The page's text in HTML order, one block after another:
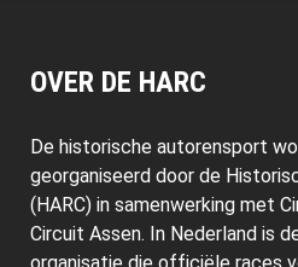
OVER DE HARC
De historische autorensport
georganiseerd door de
(HARC) in samenwerking met
Circuit Assen. In Nederland is